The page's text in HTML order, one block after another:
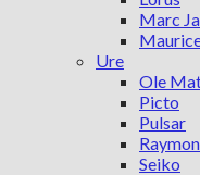
Marc
Ure
Ole
Picto
Pulsar
Seiko